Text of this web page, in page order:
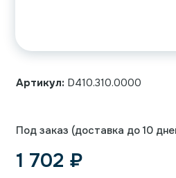
Артикул: D410.310.0000
Под заказ (доставка до 10
1 702 ₽